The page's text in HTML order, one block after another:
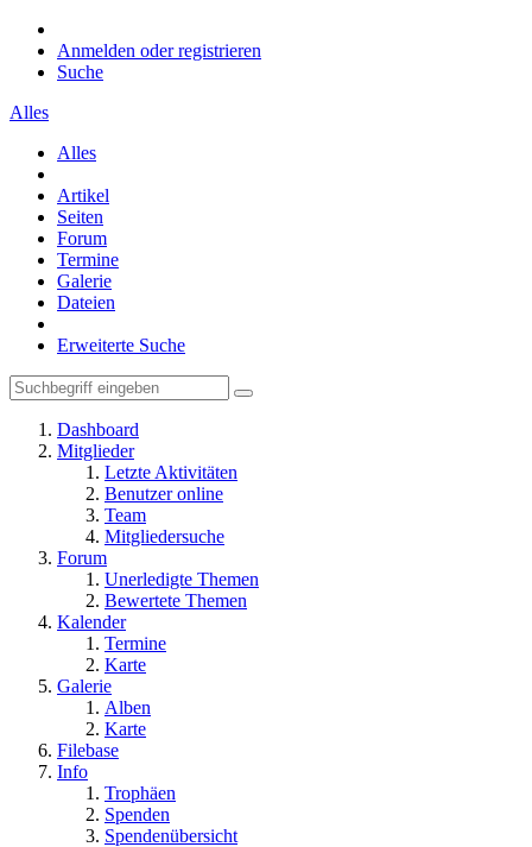
Anmelden oder registrieren
Suche
Alles
Alles
Artikel
Seiten
Forum
Termine
Galerie
Dateien
Erweiterte Suche
Dashboard
Mitglieder
Letzte Aktivitäten
Benutzer online
Team
Mitgliedersuche
Forum
Unerledigte Themen
Bewertete Themen
Kalender
Termine
Karte
Galerie
Alben
Karte
Filebase
Info
Trophäen
Spenden
Spendenübersicht